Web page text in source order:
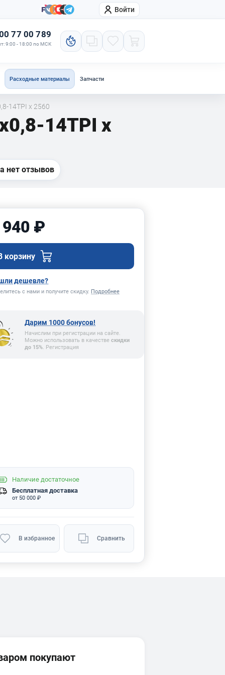
Компания Войти
77 00 789
9:00 - 18:00 по МСК
Расходные материалы Запчасти
14TPI x 2560
14TPI x
нет отзывов
₽
корзину
дешевле?
с нами и получите скидку. Подробнее
Дарим 1000 бонусов!
Начислим при регистрации на сайте.
Можно использовать в качестве скидки
до 15%. Регистрация
Наличие достаточное
Бесплатная доставка
от 50 000 ₽
В избранное Сравнить
покупают